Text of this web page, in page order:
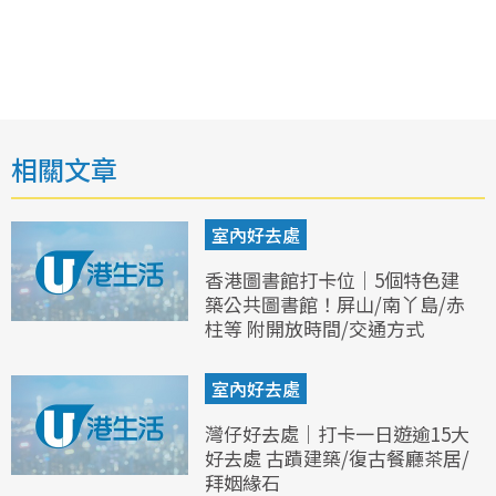
相關文章
室內好去處
香港圖書館打卡位｜5個特色建
築公共圖書館！屏山/南丫島/赤
柱等 附開放時間/交通方式
室內好去處
灣仔好去處｜打卡一日遊逾15大
好去處 古蹟建築/復古餐廳茶居/
拜姻緣石